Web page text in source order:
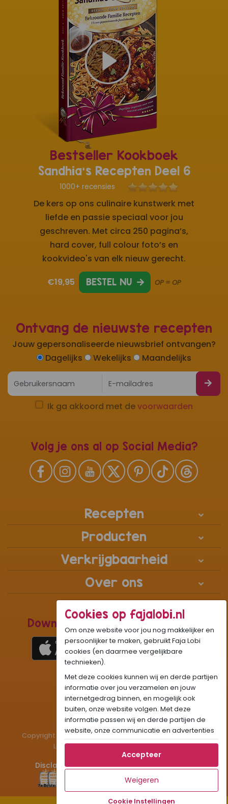
Ontvang de nieuwste recepten
Jouw gepersonaliseerde nieuwsbrief ontvangen?
Dagelijks
Wekelijks Maandelijks
Ik ga akkoord met devoorwaarden
Volg je ons al op Social Media?
Recepten
Producten
Verkrijgbaarheid
Over ons
Download de Recepten Webapp
Onze gifjes al eens geprobeerd?: GIF
Beleef Sandhia’s Recepten in: VR AR
Bestseller Kookboek
Sandhia's Recepten Deel 6
1000+ recensies
De kers op ons culinaire kunstwerk met
liefde en passie speciaal voor jou
geschreven. Met circa 250 pagina’s,
hard cover, full colour foto’s en
kookvideo's van elk nieuw gerecht.
€19,95 BESTEL NU OP = OP
Copyright © 1983 - 2026 Stichting Administratiekantoor
Laigsingh Holding. All rights reserved.
Disclaimer Privacy & Cookies Contact
Cookies op fajalobi.nl
Om onze website voor jou nog makkelijker en
persoonlijker te maken, gebruikt Faja Lobi
cookies (en daarmee vergelijkbare
technieken).
Met deze cookies kunnen wij en derde partijen
informatie over jou verzamelen en jouw
internetgedrag binnen, en mogelijk ook
buiten, onze website volgen. Met deze
informatie passen wij en derde partijen de
website, onze communicatie en advertenties
aan op jouw interesses en profiel. Daarnaast
kan je door deze cookies informatie delen via
Als je op "Accepteer" klikt, dan geef je Faja
Lobi toestemming om cookies voor social
media en gepersonaliseerde voorkeuren te
Cookie Instellingen
Accepteer
Weigeren